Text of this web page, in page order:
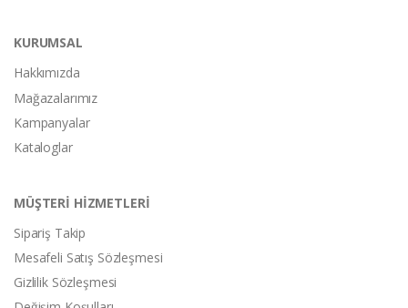
KURUMSAL
Hakkımızda
Mağazalarımız
Kampanyalar
Kataloglar
MÜŞTERİ HİZMETLERİ
Sipariş Takip
Mesafeli Satış Sözleşmesi
Gizlilik Sözleşmesi